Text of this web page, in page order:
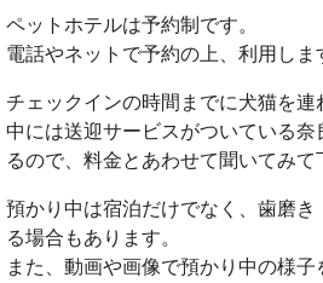
ペットホテルは予約制です。
電話やネットで予約の上、利用しま
チェックインの時間までに犬猫を連
中には送迎サービスがついている
るので、料金とあわせて聞いてみて
預かり中は宿泊だけでなく、歯磨
る場合もあります。
また、動画や画像で預かり中の様